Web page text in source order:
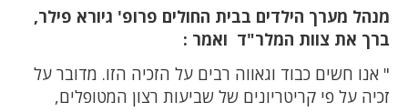
מנהל מערך הילדים בבית החולים פרופ' גיורא פילר,
ברך את צוות המלר"ד ואמר :
" אנו חשים כבוד וגאווה רבים על הזכיה הזו. מדובר על
זכיה על פי קריטריונים של שביעות רצון המטופלים,